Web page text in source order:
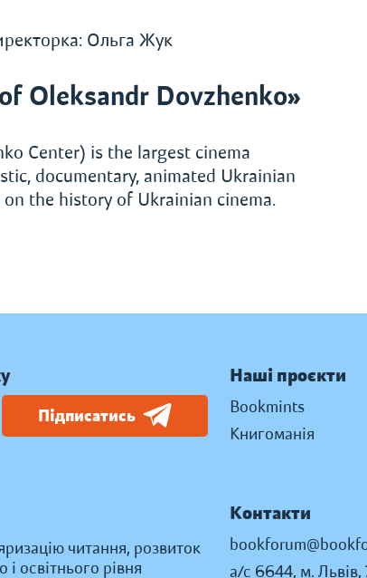
Ольга Жук
Oleksandr Dovzhenko»
Center) is the largest cinema
documentary, animated Ukrainian
the history of Ukrainian cinema.
Підписатись
читання, розвиток
освітнього рівня
Наші проєкти
Bookmints
Книгоманія
Контакти
а/с 6644, м.